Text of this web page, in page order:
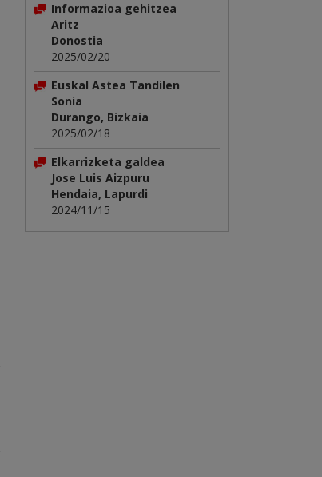
Informazioa gehitzea
Aritz
Donostia
2025/02/20
Euskal Astea Tandilen
Sonia
Durango, Bizkaia
2025/02/18
Elkarrizketa galdea
Jose Luis Aizpuru
Hendaia, Lapurdi
2024/11/15